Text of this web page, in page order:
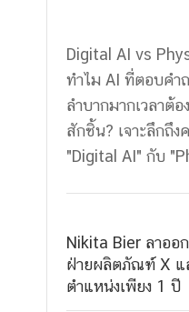
Digital AI vs
ทำไม AI ที่ตอบคำ
ลำบากมากเวลาต้
สักชิ้น? เจาะลึกถึง
"Digital AI" กับ
Nikita Bier ลาออ
ฝ่ายผลิตภัณฑ์ X แ
ตำแหน่งเพียง 1 ปี